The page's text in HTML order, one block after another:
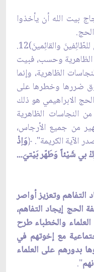
بيت الله أن يأخذوا
ويقول الإمام عن الآية: (وَ طَهِّر بَيْتيَ للطّائِفينَ والقائِمينَ)12.
الظاهرية وحسب، فبيت
الظاهرية، وإنما
ضررها وخطرها على
الابراهيمي هو ذلك
النجاسات الظاهرية
من جميع الأرجاس،
الآية الكريمة".﴿وَاِذْ
بي شَيْئاً وَطَهّر بَيْتيَ...
التفاهم وتعزيز أواصر
الحج إيجاد التفاهم،
والخطباء طرح
مع إخوتهم في
بدورهم على العلماء
".